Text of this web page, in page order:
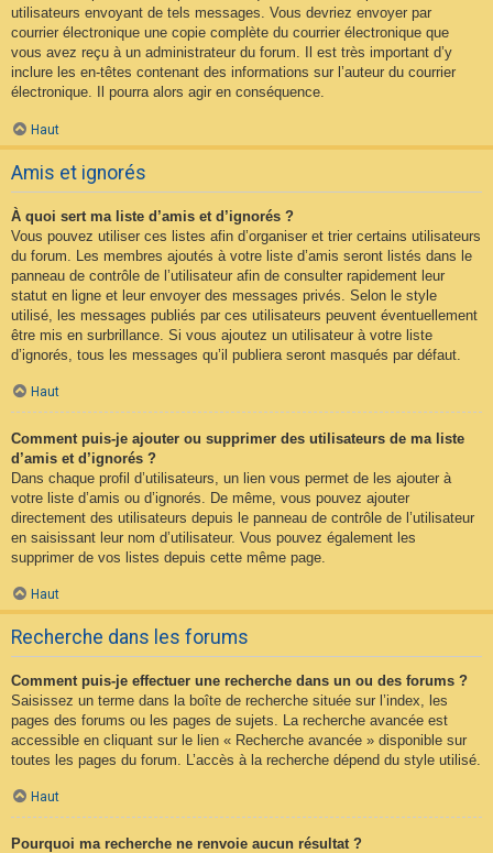
utilisateurs envoyant de tels messages. Vous devriez envoyer par
courrier électronique une copie complète du courrier électronique que
vous avez reçu à un administrateur du forum. Il est très important d’y
inclure les en-têtes contenant des informations sur l’auteur du courrier
électronique. Il pourra alors agir en conséquence.
Haut
Amis et ignorés
À quoi sert ma liste d’amis et d’ignorés ?
Vous pouvez utiliser ces listes afin d’organiser et trier certains utilisateurs
du forum. Les membres ajoutés à votre liste d’amis seront listés dans le
panneau de contrôle de l’utilisateur afin de consulter rapidement leur
statut en ligne et leur envoyer des messages privés. Selon le style
utilisé, les messages publiés par ces utilisateurs peuvent éventuellement
être mis en surbrillance. Si vous ajoutez un utilisateur à votre liste
d’ignorés, tous les messages qu’il publiera seront masqués par défaut.
Haut
Comment puis-je ajouter ou supprimer des utilisateurs de ma liste
d’amis et d’ignorés ?
Dans chaque profil d’utilisateurs, un lien vous permet de les ajouter à
votre liste d’amis ou d’ignorés. De même, vous pouvez ajouter
directement des utilisateurs depuis le panneau de contrôle de l’utilisateur
en saisissant leur nom d’utilisateur. Vous pouvez également les
supprimer de vos listes depuis cette même page.
Haut
Recherche dans les forums
Comment puis-je effectuer une recherche dans un ou des forums ?
Saisissez un terme dans la boîte de recherche située sur l’index, les
pages des forums ou les pages de sujets. La recherche avancée est
accessible en cliquant sur le lien « Recherche avancée » disponible sur
toutes les pages du forum. L’accès à la recherche dépend du style utilisé.
Haut
Pourquoi ma recherche ne renvoie aucun résultat ?